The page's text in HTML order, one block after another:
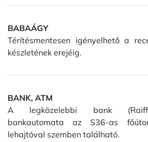
BABAÁGY
Térítésmentesen igényelhető a
készletének erejéig.
BANK, ATM
A legközelebbi bank
bankautomata az S36-as
lehajtóval szemben található.